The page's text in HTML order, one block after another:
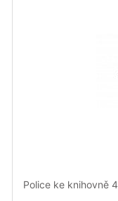
Police ke knihovně